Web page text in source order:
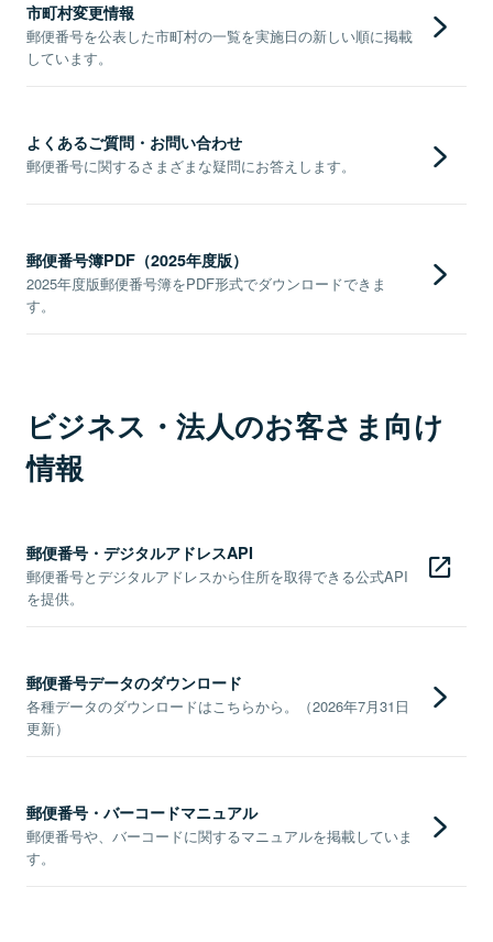
市町村変更情報
郵便番号を公表した市町村の一覧を実施日の新しい順に掲載
しています。
よくあるご質問・お問い合わせ
郵便番号に関するさまざまな疑問にお答えします。
郵便番号簿PDF（2025年度版）
2025年度版郵便番号簿をPDF形式でダウンロードできま
す。
ビジネス・法人のお客さま向け
情報
郵便番号・デジタルアドレスAPI
郵便番号とデジタルアドレスから住所を取得できる公式API
を提供。
郵便番号データのダウンロード
各種データのダウンロードはこちらから。（2026年7月31日
更新）
郵便番号・バーコードマニュアル
郵便番号や、バーコードに関するマニュアルを掲載していま
す。